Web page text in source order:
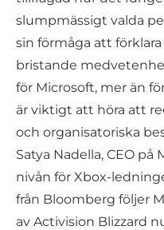
slumpmässigt valda
sin förmåga att
bristande
för Microsoft, mer än
är viktigt att höra att
och organisatoriska
Satya Nadella, CEO på
nivån för Xbox-
från Bloomberg följer
av Activision Blizzard